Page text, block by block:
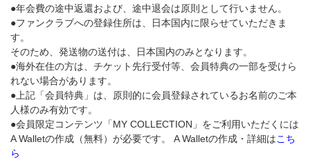
●年会費の途中返還および、途中退会は原則として行いません。
●ファンクラブへの登録住所は、日本国内に限らせていただきま
す。
そのため、発送物の送付は、日本国内のみとなります。
●海外在住の方は、チケット先行受付等、会員特典の一部を受けら
れない場合があります。
●上記「会員特典」は、原則的に会員登録されているお名前のご本
人様のみ有効です。
●会員限定コンテンツ「MY COLLECTION」をご利用いただくには
A Walletの作成（無料）が必要です。 A Walletの作成・詳細はこち
ら